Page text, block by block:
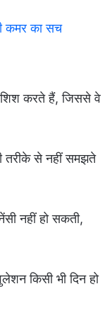
कमर का सच
करते हैं, जिससे वे
तरीके से नहीं समझते
नहीं हो सकती,
किसी भी दिन हो